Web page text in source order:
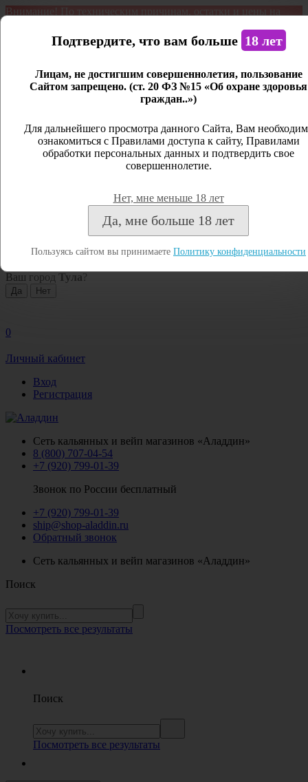
Внимание! По техническим причинам, остатки и цены на
является демонстрационным. Дистанционная продажа не
Открыть сайдбар
Личный кабинет
Закрыть
Посмотреть все результаты
Ваш город Тула ?
0
Личный кабинет
Вход
Регистрация
Сеть кальянных и вейп магазинов «Аладдин»
8 (800) 707-04-54
+7 (920) 799-01-39
Звонок по России бесплатный
+7 (920) 799-01-39
ship@shop-aladdin.ru
Обратный звонок
Сеть кальянных и вейп магазинов «Аладдин»
Поиск
Посмотреть все результаты
Поиск
Посмотреть все результаты
Подтвердите, что вам больше 18 лет
Лицам, не достигшим совершеннолетия, пользование
Сайтом запрещено. (ст. 20 ФЗ №15 «Об охране здоровья
граждан..»)
Для дальнейшего просмотра данного Сайта, Вам
ознакомиться с Правилами доступа к сайту, Правилами
обработки персональных данных и подтвердить свое
совершеннолетие.
Нет, мне меньше 18 лет
Да, мне больше 18 лет
Пользуясь сайтом вы принимаете Политику конфиденциальности